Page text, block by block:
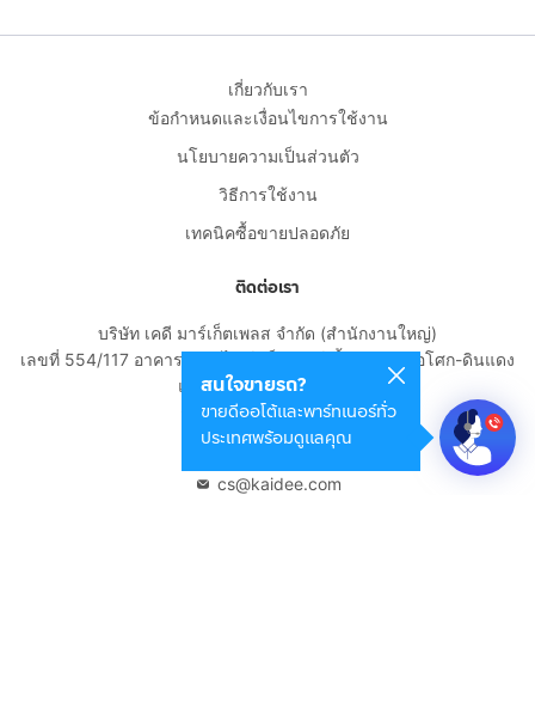
สนใจขายรถ?
ขายดีออโต้และพาร์ทเนอร์ทั่ว
ประเทศพร้อมดูแลคุณ
เกี่ยวกับเรา
ข้อกำหนดและเงื่อนไขการใช้งาน
นโยบายความเป็นส่วนตัว
วิธีการใช้งาน
เทคนิคซื้อขายปลอดภัย
ติดต่อเรา
บริษัท เคดี มาร์เก็ตเพลส จำกัด (สำนักงานใหญ่)
เลขที่ 554/117 อาคารสกายไนน์ เซ็นเตอร์ ชั้น 22 ถนนอโศก-ดินแดง
แขวงดินแดง เขตดินแดง
กรุงเทพมหานคร 10400
cs@kaidee.com